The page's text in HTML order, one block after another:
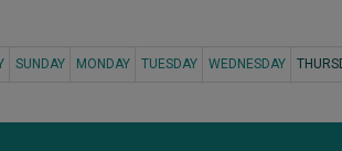
SUNDAY MONDAY TUESDAY WEDNESDAY